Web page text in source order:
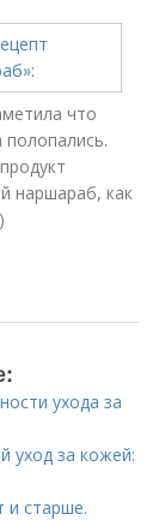
что
наршараб, как
ухода за
уход за кожей:
и старше.